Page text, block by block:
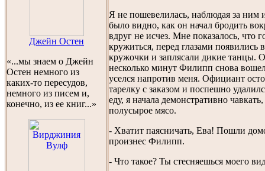
Джейн Остен
«...мы знаем о Джейн
Остен немного из
каких-то пересудов,
немного из писем и,
конечно, из ее книг...»
Я не пошевелилась, наблюдая за ним
было видно, как он начал бродить
вдруг не исчез. Мне показалось, что
кружиться, перед глазами появились
кружочки и заплясали дикие танцы.
несколько минут Филипп снова
уселся напротив меня. Официант
тарелку с заказом и поспешно
еду, я начала демонстративно
полусырое мясо.
- Хватит паясничать, Ева! Пошли
произнес Филипп.
- Что такое? Ты стесняешься моего